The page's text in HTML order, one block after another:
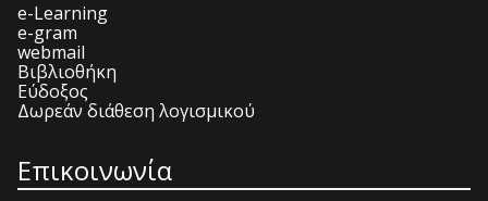
e-Learning
e-gram
webmail
Βιβλιοθήκη
Εύδοξος
Δωρεάν διάθεση λογισμικού
Επικοινωνία